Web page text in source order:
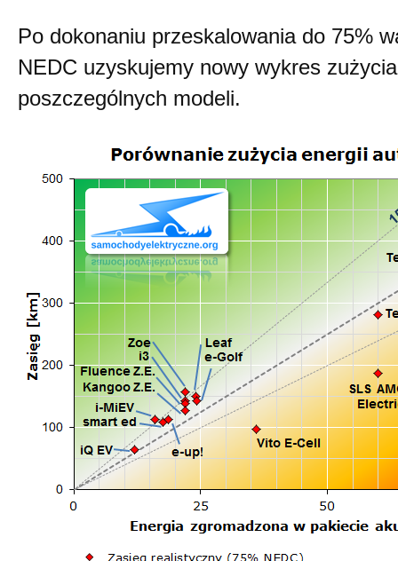
Po dokonaniu przeskalowania do 75%
NEDC uzyskujemy nowy wykres
poszczególnych modeli.